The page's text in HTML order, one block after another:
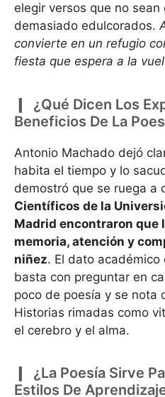
elegir versos que no sean
demasiado edulcorados.
convierte en un refugio
fiesta que espera a la
¿Qué Dicen Los
Beneficios De La
Antonio Machado dejó
habita el tiempo y lo
demostró que se ruega a
Científicos de la
Madrid encontraron que
memoria, atención y
niñez. El dato
basta con preguntar en
poco de poesía y se nota
Historias rimadas como
el cerebro y el alma.
¿La Poesía Sirve
Estilos De